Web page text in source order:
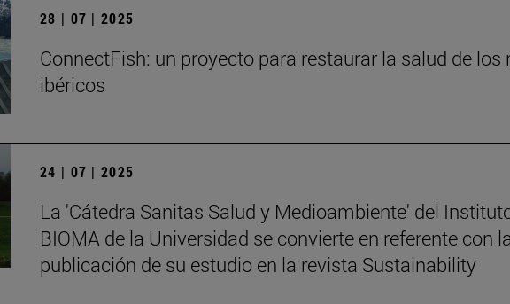
28 | 07 | 2025
ConnectFish: un proyecto para restaurar la salud de los
ibéricos
24 | 07 | 2025
La 'Cátedra Sanitas Salud y Medioambiente' del
BIOMA de la Universidad se convierte en referente con
publicación de su estudio en la revista Sustainability